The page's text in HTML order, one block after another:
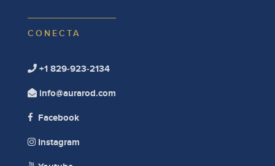
CONECTA
 +1 829-923-2134
 info@aurarod.com
 Facebook
 Instagram